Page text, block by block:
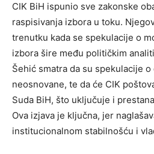
CIK BiH ispunio sve zakonske
raspisivanja izbora u toku.
trenutku kada se spekulacije o
izbora šire među političkim
Šehić smatra da su spekulacije
neosnovane, te da će CIK
Suda BiH, što uključuje i
Ova izjava je ključna, jer
institucionalnom stabilnošću i